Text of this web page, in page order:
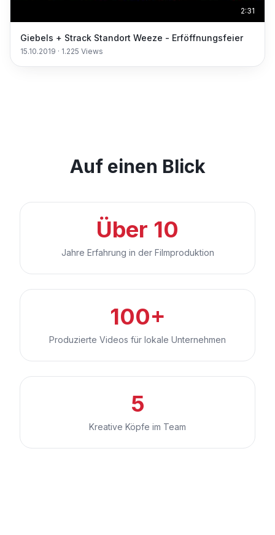
2:31
Giebels + Strack Standort Weeze - Erföffnungsfeier
15.10.2019 · 1.225 Views
Auf einen Blick
Über 10
Jahre Erfahrung in der Filmproduktion
100+
Produzierte Videos für lokale Unternehmen
5
Kreative Köpfe im Team